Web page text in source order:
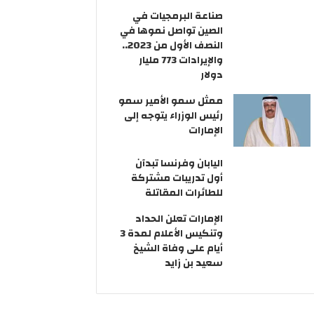
صناعة البرمجيات في
الصين تواصل نموها في
النصف الأول من 2023..
والإيرادات 773 مليار
دولار
ممثل سمو الأمير سمو
رئيس الوزراء يتوجه إلى
الإمارات
اليابان وفرنسا تبدآن
أول تدريبات مشتركة
للطائرات المقاتلة
الإمارات تعلن الحداد
وتنكيس الأعلام لمدة 3
أيام على وفاة الشيخ
سعيد بن زايد